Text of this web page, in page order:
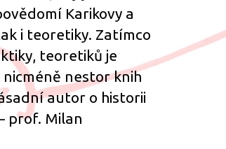
Karikovy a
i teoretiky. Zatímco
teoretiků je
nestor knih
autor o historii
prof. Milan